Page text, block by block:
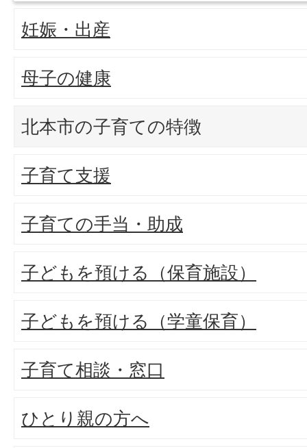
妊娠・出産
母子の健康
北本市の子育ての特徴
子育て支援
子育ての手当・助成
子どもを預ける（保育施設）
子どもを預ける（学童保育）
子育て相談・窓口
ひとり親の方へ